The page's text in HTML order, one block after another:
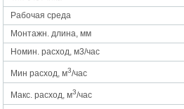
Рабочая среда
Монтажн. длина, мм
Номин. расход, м3/час
Мин расход, м3/час
Макс. расход, м3/час